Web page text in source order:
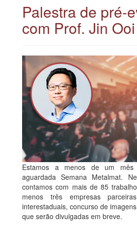
Palestra de pré-
com Prof. Jin Ooi
Estamos a menos de um
aguardada Semana Metalmat.
contamos com mais de 85
menos três empresas
interestaduais, concurso de
que serão divulgadas em breve.